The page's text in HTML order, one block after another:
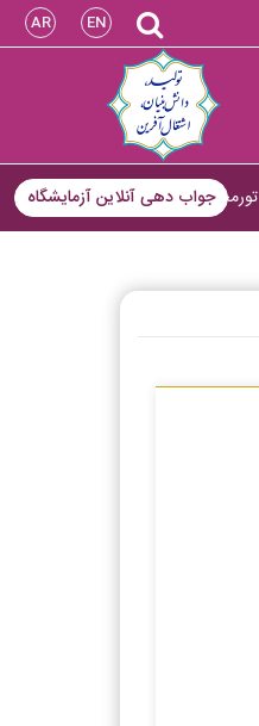
EN
AR
تورمجازیجواب دهی آنلاین آزمایشگاه